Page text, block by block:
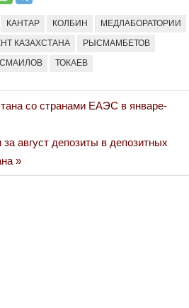
КАНТАР КОЛБИН МЕДЛАБОРАТОРИИ
КАЗАХСТАНА РЫСМАМБЕТОВ
СМАИЛОВ ТОКАЕВ
со странами ЕАЭС в январе-
август депозиты в депозитных